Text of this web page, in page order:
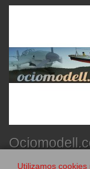
Utilizamos